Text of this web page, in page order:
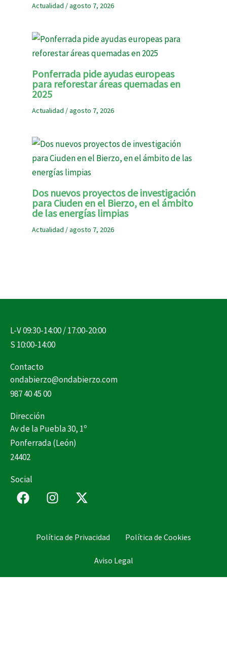
Actualidad /agosto 7, 2026
Ponferrada pide ayudas europeas
para reforestar áreas quemadas en
2025
Actualidad /agosto 7, 2026
Dos nuevos proyectos de investigación
para Ciuden en el Bierzo, en el ámbito
de las energías limpias
Actualidad /agosto 7, 2026
L-V 09:30-14:00 / 17:00-20:00
S 10:00-14:00
Contacto
ondabierzo@ondabierzo.com
987 40 45 00
Dirección
Av de la Puebla 30, 1º
Ponferrada (León)
24402
Social
F
a
k
I
n
a
a
X
-
i
e
Política de Privacidad Política de Cookies
Aviso Legal